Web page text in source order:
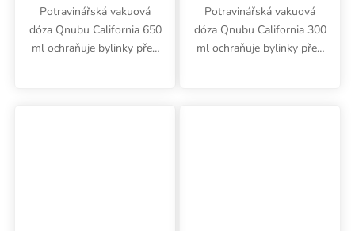
Potravinářská vakuová
dóza Qnubu California 650
ml ochraňuje bylinky před
Potravinářská vakuová
dóza Qnubu California 300
ml ochraňuje bylinky před